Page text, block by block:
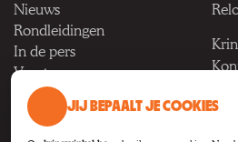
Nieuws
Rondleidingen
In de pers
Vacatures
JIJ BEPAALT JE COOKIES